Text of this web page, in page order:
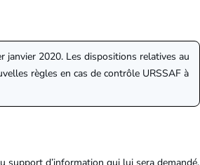
janvier 2020. Les dispositions relatives au
règles en cas de contrôle URSSAF à